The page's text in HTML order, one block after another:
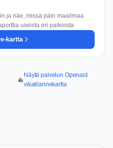
ja näe, missä päin maailmaa
useista eri paikoista
kartta
Näytä palvelun Openaid
vikatilannekartta